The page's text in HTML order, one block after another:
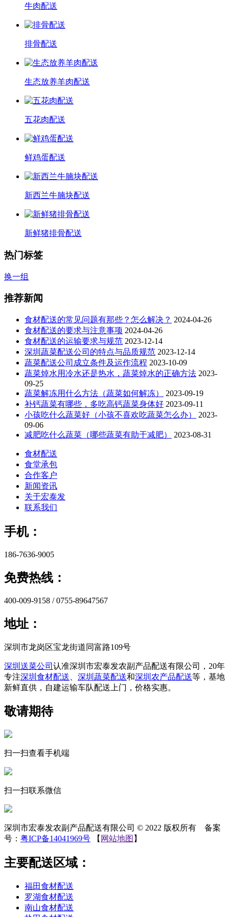
牛肉配送
排骨配送
生态放养羊肉配送
五花肉配送
鲜鸡蛋配送
新西兰牛腩块配送
新鲜猪排骨配送
热门标签
换一组
推荐新闻
食材配送的常见问题有那些？怎么解决？ 2024-04-26
食材配送的要求与注意事项 2024-04-26
食材配送的运输要求与规范 2023-12-14
深圳蔬菜配送公司的特点与品质规范 2023-12-14
蔬菜配送公司成立条件及运作流程 2023-10-09
蔬菜焯水用冷水还是热水，蔬菜焯水的正确方法 2023-
09-25
蔬菜解冻用什么方法（蔬菜如何解冻）
2023-09-19
补钙蔬菜有哪些，多吃高钙蔬菜身体好 2023-09-11
小孩吃什么蔬菜好（小孩不喜欢吃蔬菜怎么办）
2023-
09-06
减肥吃什么蔬菜（哪些蔬菜有助于减肥）
2023-08-31
食材配送
食堂承包
合作客户
新闻资讯
关于宏泰发
联系我们
手机：
186-7636-9005
免费热线：
400-009-9158 / 0755-89647567
地址：
深圳市龙岗区宝龙街道同富路109号
深圳送菜公司 认准深圳市宏泰发农副产品配送有限公司，20年
专注深圳食材配送 深圳蔬菜配送和深圳农产品配送等，基地
新鲜直供，自建运输车队配送上门，价格实惠。
敬请期待
扫一扫查看手机端
扫一扫联系微信
深圳市宏泰发农副产品配送有限公司 © 2022 版权所有 备案
号： 粤ICP备14041969号 【 网站地图 】
主要配送区域：
福田食材配送
罗湖食材配送
南山食材配送